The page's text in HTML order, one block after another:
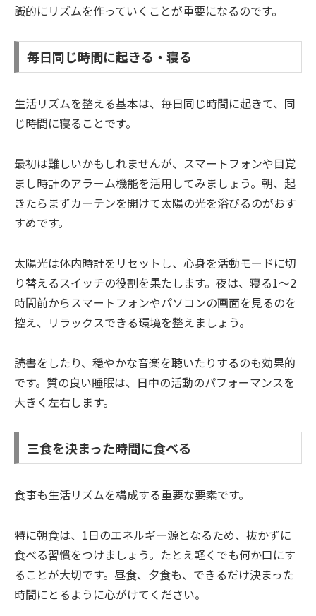
識的にリズムを作っていくことが重要になるのです。
毎日同じ時間に起きる・寝る
生活リズムを整える基本は、毎日同じ時間に起きて、同
じ時間に寝ることです。
最初は難しいかもしれませんが、スマートフォンや目覚
まし時計のアラーム機能を活用してみましょう。朝、起
きたらまずカーテンを開けて太陽の光を浴びるのがおす
すめです。
太陽光は体内時計をリセットし、心身を活動モードに切
り替えるスイッチの役割を果たします。夜は、寝る1〜2
時間前からスマートフォンやパソコンの画面を見るのを
控え、リラックスできる環境を整えましょう。
読書をしたり、穏やかな音楽を聴いたりするのも効果的
です。質の良い睡眠は、日中の活動のパフォーマンスを
大きく左右します。
三食を決まった時間に食べる
食事も生活リズムを構成する重要な要素です。
特に朝食は、1日のエネルギー源となるため、抜かずに
食べる習慣をつけましょう。たとえ軽くでも何か口にす
ることが大切です。昼食、夕食も、できるだけ決まった
時間にとるように心がけてください。